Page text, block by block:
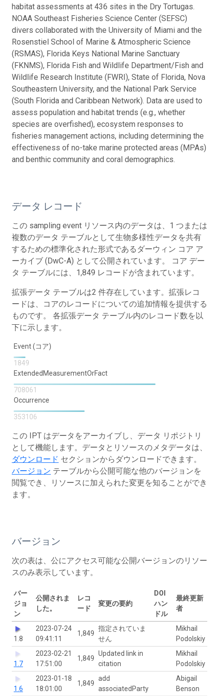
habitat assessments at 436 sites in the Dry Tortugas.
NOAA Southeast Fisheries Science Center (SEFSC)
divers collaborated with the University of Miami and the
Rosenstiel School of Marine & Atmospheric Science
(RSMAS), Florida Keys National Marine Sanctuary
(FKNMS), Florida Fish and Wildlife Department/Fish and
Wildlife Research Institute (FWRI), State of Florida, Nova
Southeastern University, and the National Park Service
(South Florida and Caribbean Network). Data are used to
assess population and habitat trends (e.g., whether
species are overfished), ecosystem responses to
fisheries management actions, including determining the
effectiveness of no-take marine protected areas (MPAs)
and benthic community and coral demographics.
データ レコード
この sampling event リソース内のデータは、1 つまたは
複数のデータ テーブルとして生物多様性データを共有
するための標準化された形式であるダーウィン コア ア
ーカイブ (DwC-A) として公開されています。 コア デー
タ テーブルには、1,849 レコードが含まれています。
拡張データ テーブルは2 件存在しています。拡張レコ
ードは、コアのレコードについての追加情報を提供する
ものです。 各拡張データ テーブル内のレコード数を以
下に示します。
Event (コア)
1849
ExtendedMeasurementOrFact
708061
Occurrence
353106
この IPT はデータをアーカイブし、データ リポジトリ
として機能します。データとリソースのメタデータは、
ダウンロード セクションからダウンロードできます。
バージョン テーブルから公開可能な他のバージョンを
閲覧でき、リソースに加えられた変更を知ることができ
ます。
バージョン
次の表は、公にアクセス可能な公開バージョンのリソー
スのみ表示しています。
バー
ジョ
ン
公開されま
した。
レコ
ード
変更の要約
DOI
ハン
ドル
最終更新
者
1.8
2023-07-24
09:41:11
1,849
指定されていま
せん
Mikhail
Podolskiy
1.7
2023-02-21
17:51:00
1,849
Updated link in
citation
Mikhail
Podolskiy
1.6
2023-01-18
18:01:00
1,849
add
associatedParty
Abigail
Benson